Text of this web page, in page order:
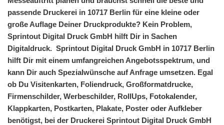
passende Druckerei in 10717 Berlin für eine kleine oder
große Auflage Deiner Druckprodukte? Kein Problem,
Sprintout Digital Druck GmbH hilft Dir in Sachen
Digitaldruck. Sprintout Digital Druck GmbH in 10717 Berlin
hilft Dir mit einem umfangreichen Angebotsspektrum, und
kann Dir auch Spezialwünsche auf Anfrage umsetzen. Egal
ob Du Visitenkarten, Foliendruck, Großformatdrucke,
Firmenschilder, Werbeschilder, RollUps, Fotokalender,
Klappkarten, Postkarten, Plakate, Poster oder Aufkleber
benötigst, bei der Druckerei Sprintout Digital Druck GmbH